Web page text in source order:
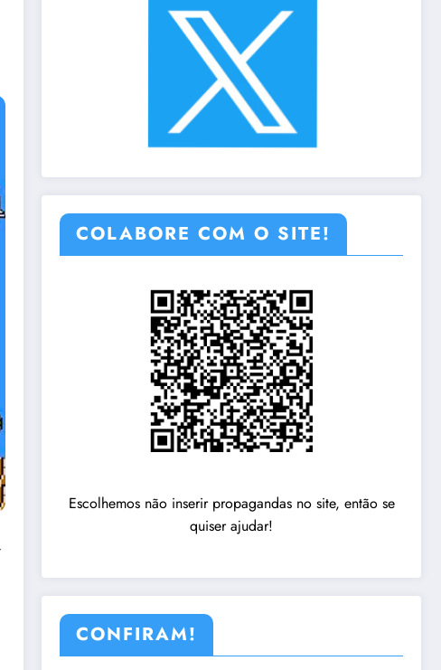
COLABORE COM O SITE!
Escolhemos não inserir propagandas no site, então se
quiser ajudar!
CONFIRAM!